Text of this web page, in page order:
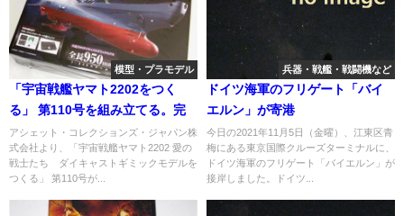
模型・プラモデル
「宇宙戦艦ヤマト2202をつく
る」 第110号を組み立てる。完
アシェット・コレクションズ・ジャパン株
式会社より、「宇宙戦艦ヤマト2202 愛の
戦士たち ダイキャストギミックモデルを
つくる」 第110号が...
兵器・戦艦・戦闘機など
ドイツ海軍のフリゲート「バイ
エルン」が寄港
今日の2021年11月5日（金曜）、江東区青
梅にある東京国際クルーズターミナルに、
ドイツ海軍のフリゲート「バイエルン」が
接岸しました。ドイツ...